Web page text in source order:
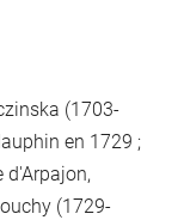
(1703-
en 1729 ;
d'Arpajon,
(1729-